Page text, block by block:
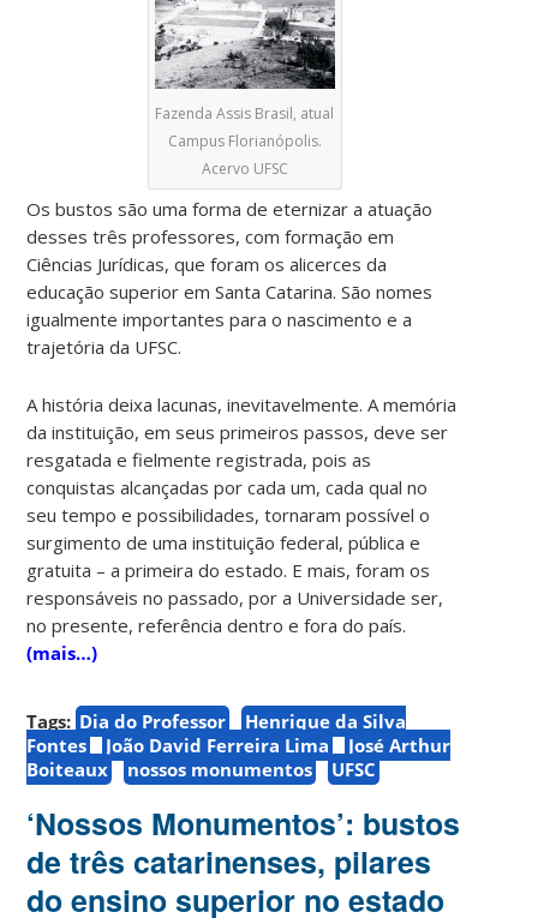
Fazenda Assis Brasil, atual
Campus Florianópolis.
Acervo UFSC
Os bustos são uma forma de eternizar a atuação
desses três professores, com formação em
Ciências Jurídicas, que foram os alicerces da
educação superior em Santa Catarina. São nomes
igualmente importantes para o nascimento e a
trajetória da UFSC.
A história deixa lacunas, inevitavelmente. A memória
da instituição, em seus primeiros passos, deve ser
resgatada e fielmente registrada, pois as
conquistas alcançadas por cada um, cada qual no
seu tempo e possibilidades, tornaram possível o
surgimento de uma instituição federal, pública e
gratuita – a primeira do estado. E mais, foram os
responsáveis no passado, por a Universidade ser,
no presente, referência dentro e fora do país.
(mais…)
Tags: Dia do Professor
Henrique da Silva
Fontes
João David Ferreira Lima
José Arthur
Boiteaux
nossos monumentos UFSC
‘Nossos Monumentos’: bustos
de três catarinenses, pilares
do ensino superior no estado